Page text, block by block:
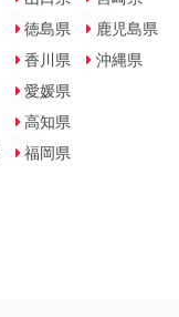
徳島県
香川県
愛媛県
高知県
福岡県
鹿児島県
沖縄県